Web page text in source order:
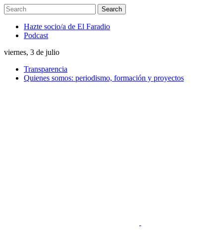
Hazte socio/a de El Faradio
Podcast
viernes, 3 de julio
Transparencia
Quienes somos: periodismo, formación y proyectos